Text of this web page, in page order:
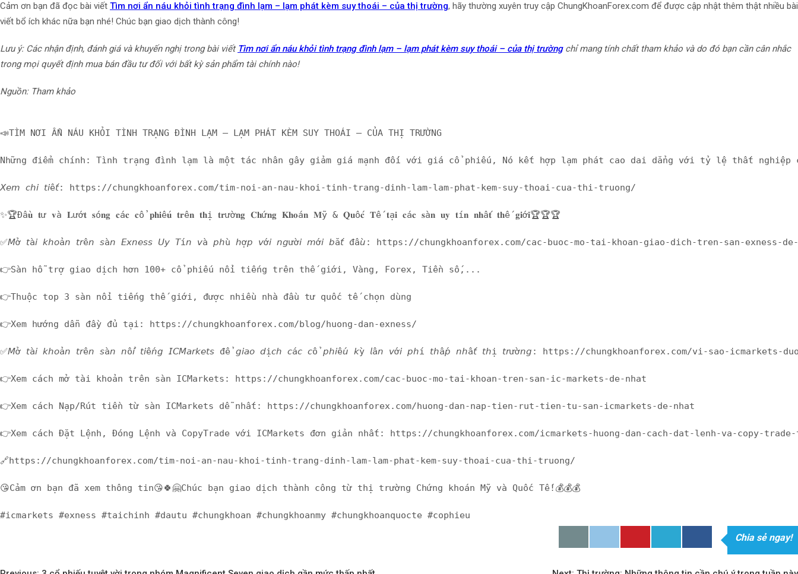
Cảm ơn bạn đã đọc bài viết Tìm nơi ẩn náu khỏi tình trạng đình lạm – lạm phát kèm suy thoái – của thị trường, hãy thường xuyên truy cập ChungKhoanForex.com để được cập nhật thêm thật nhiều bài
viết bổ ích khác nữa bạn nhé! Chúc bạn giao dịch thành công!
Lưu ý: Các nhận định, đánh giá và khuyến nghị trong bài viết Tìm nơi ẩn náu khỏi tình trạng đình lạm – lạm phát kèm suy thoái – của thị trườngchỉ mang tính chất tham khảo và do đó bạn cần cân nhắc
trong mọi quyết định mua bán đầu tư đối với bất kỳ sản phẩm tài chính nào!
Nguồn: Tham khảo
📣TÌM NƠI ẨN NÁU KHỎI TÌNH TRẠNG ĐÌNH LẠM – LẠM PHÁT KÈM SUY THOÁI – CỦA THỊ TRƯỜNG
Những điểm chính: Tình trạng đình lạm là một tác nhân gây giảm giá mạnh đối với giá cổ phiếu, Nó kết hợp lạm phát cao dai dẳng với tỷ lệ thất
𝘟𝘦𝘮 𝘤𝘩𝘪 𝘵𝘪ế𝘵: https://chungkhoanforex.com/tim-noi-an-nau-khoi-tinh-trang-dinh-lam-lam-phat-kem-suy-thoai-cua-thi-truong/
✨🏆Đầ𝐮 𝐭ư 𝐯à 𝐋ướ𝐭 𝐬ó𝐧𝐠 𝐜á𝐜 𝐜ổ 𝐩𝐡𝐢ế𝐮 𝐭𝐫ê𝐧 𝐭𝐡ị 𝐭𝐫ườ𝐧𝐠 𝐂𝐡ứ𝐧𝐠 𝐊𝐡𝐨á𝐧 𝐌ỹ & 𝐐𝐮ố𝐜 𝐓ế 𝐭ạ𝐢 𝐜á𝐜 𝐬à𝐧 𝐮𝐲 𝐭í𝐧 𝐧𝐡ấ𝐭 𝐭𝐡ế 𝐠𝐢ớ𝐢🏆🏆🏆
✅𝘔ở 𝘵à𝘪 𝘬𝘩𝘰ả𝘯 𝘵𝘳ê𝘯 𝘴à𝘯 𝘌𝘹𝘯𝘦𝘴𝘴 𝘜𝘺 𝘛í𝘯 𝘷à 𝘱𝘩ù 𝘩ợ𝘱 𝘷ớ𝘪 𝘯𝘨ườ𝘪 𝘮ớ𝘪 𝘣ắ𝘵 đầ𝘶: https://chungkhoanforex.com/cac-buoc-mo-tai-khoan-giao-dich-tren-san-exness-
👉Sàn hỗ trợ giao dịch hơn 100+ cổ phiếu nổi tiếng trên thế giới, Vàng, Forex, Tiền số,...
👉Thuộc top 3 sàn nổi tiếng thế giới, được nhiều nhà đầu tư quốc tế chọn dùng
👉Xem hướng dẫn đầy đủ tại: https://chungkhoanforex.com/blog/huong-dan-exness/
✅𝘔ở 𝘵à𝘪 𝘬𝘩𝘰ả𝘯 𝘵𝘳ê𝘯 𝘴à𝘯 𝘯ổ𝘪 𝘵𝘪ế𝘯𝘨 𝘐𝘊𝘔𝘢𝘳𝘬𝘦𝘵𝘴 để 𝘨𝘪𝘢𝘰 𝘥ị𝘤𝘩 𝘤á𝘤 𝘤ổ 𝘱𝘩𝘪ế𝘶 𝘬ỳ 𝘭â𝘯 𝘷ớ𝘪 𝘱𝘩í 𝘵𝘩ấ𝘱 𝘯𝘩ấ𝘵 𝘵𝘩ị 𝘵𝘳ườ𝘯𝘨: https://chungkhoanforex.com/vi-sao-icmarkets-
👉Xem cách mở tài khoản trên sàn ICMarkets: https://chungkhoanforex.com/cac-buoc-mo-tai-khoan-tren-san-ic-markets-de-nhat
👉Xem cách Nạp/Rút tiền từ sàn ICMarkets dễ nhất: https://chungkhoanforex.com/huong-dan-nap-tien-rut-tien-tu-san-icmarkets-de-nhat
👉Xem cách Đặt Lệnh, Đóng Lệnh và CopyTrade với ICMarkets đơn giản nhất: https://chungkhoanforex.com/icmarkets-huong-dan-cach-dat-lenh-va-copy-
🔗https://chungkhoanforex.com/tim-noi-an-nau-khoi-tinh-trang-dinh-lam-lam-phat-kem-suy-thoai-cua-thi-truong/
😘Cảm ơn bạn đã xem thông tin😘🍀🤗Chúc bạn giao dịch thành công từ thị trường Chứng khoán Mỹ và Quốc Tế!💰💰💰
#icmarkets #exness #taichinh #dautu #chungkhoan #chungkhoanmy #chungkhoanquocte #cophieu
Chia sẻ ngay!
Tags: